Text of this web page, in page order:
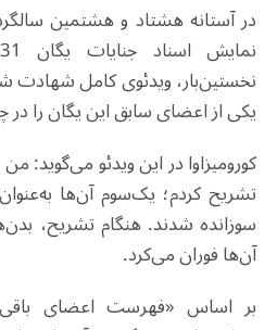
نخستین‌بار، ویدئوی کامل شهادت
یکی از اعضای سابق این یگان را در
تشریح کردم؛ یک‌سوم آن‌ها
سوزانده شدند. هنگام تشریح،
آن‌ها فوران می‌کرد.
بر اساس «فهرست اعضای